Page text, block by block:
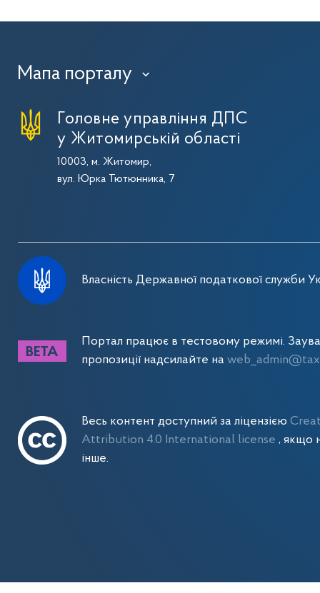
Мапа порталу ›
Головне управління ДПС
у Житомирській області
10003, м. Житомир,
вул. Юрка Тютюнника, 7
Власність Державної податкової служби
Портал працює в тестовому режимі.
пропозиції надсилайте на
Весь контент доступний за ліцензією
Attribution 4.0 International license, якщо
інше.